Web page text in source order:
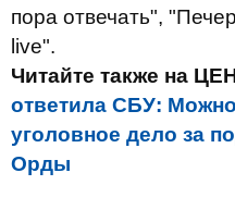
пора отвечать",
live".
Читайте также на
ответила СБУ:
уголовное дело за
Орды